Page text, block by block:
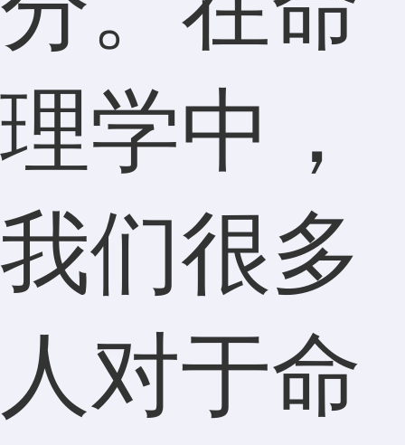
理学中，
我们很多
人对于命